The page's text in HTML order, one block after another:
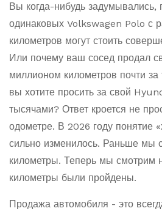
Вы когда-нибудь задумывались,
одинаковых Volkswagen Polo с
километров могут стоить
Или почему ваш сосед продал
миллионом километров почти за
вы хотите просить за свой
тысячами? Ответ кроется не
одометре. В 2026 году понятие
сильно изменилось. Раньше мы
километры. Теперь мы смотрим
километры были пройдены.
Продажа автомобиля - это